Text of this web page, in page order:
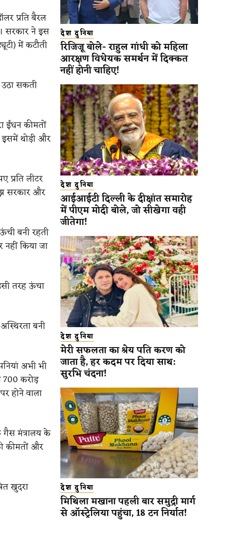
प्रति बैरल
सरकार ने इस
में कटौती
सकती
ईंधन कीमतों
इसमें थोड़ी और
प्रति लीटर
सरकार और
बनी रहती
किया जा
तरह ऊंचा
बनी
अभी भी
700 करोड़
होने वाला
गैस मंत्रालय के
कीमतों और
खुदरा
देश दुनिया
रिजिजू बोले- राहुल गांधी को महिला
आरक्षण विधेयक समर्थन में दिक्कत
नहीं होनी चाहिए!
देश दुनिया
आईआईटी दिल्ली के दीक्षांत समारोह
में पीएम मोदी बोले, जो सीखेगा वही
जीतेगा!
देश दुनिया
मेरी सफलता का श्रेय पति करण को
जाता है, हर कदम पर दिया साथ:
सुरभि चंदना!
देश दुनिया
मिथिला मखाना पहली बार समुद्री मार्ग
से ऑस्ट्रेलिया पहुंचा, 18 टन निर्यात!